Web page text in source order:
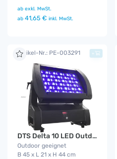
ab exkl. MwSt.
ab 41,65 € inkl. MwSt.
Artikel-Nr.: PE-003291
DTS Delta 10 LED Outdoor Funk
Outdoor geeignet
B 45 x L 21 x H 44 cm
+